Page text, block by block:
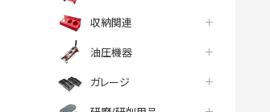
収納関連
油圧機器
ガレージ